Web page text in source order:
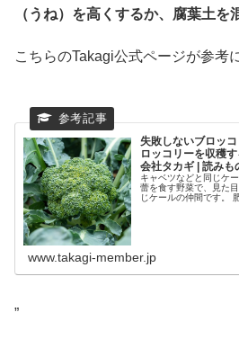
（うね）を高くするか、腐葉土を
こちらのTakagi公式ページが参考
失敗しないブロッ
ロッコリーを収穫
会社タカギ | 読みも
キャベツなどと同じケ
蕾を食す野菜で、見た
じケールの仲間です。
www.takagi-member.jp
”